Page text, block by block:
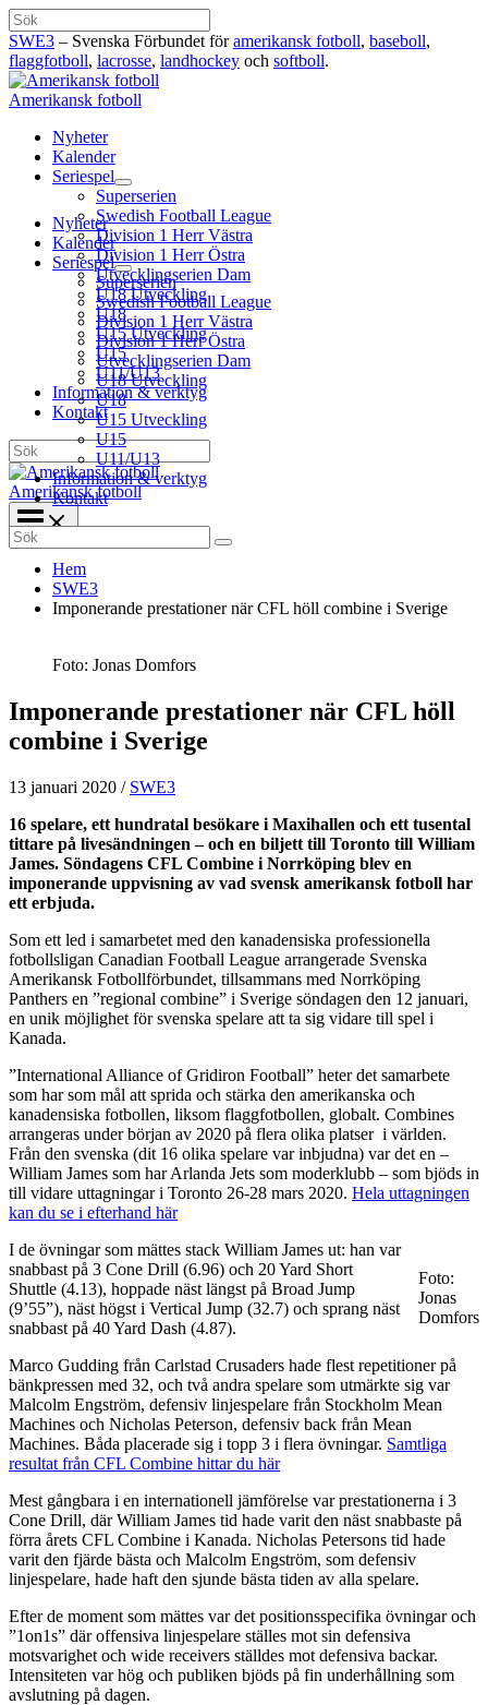
Hoppa
till
innehåll
Sök
SWE3 – Svenska Förbundet föramerikansk fotboll, baseboll,
flaggfotboll, lacrosse, landhockey och softboll.
Amerikansk fotboll
Nyheter
Kalender
Seriespel
Superserien
Swedish Football League
Division 1 Herr Västra
Division 1 Herr Östra
Utvecklingserien Dam
U18 Utveckling
U18
U15 Utveckling
U15
U11/U13
Information & verktyg
Kontakt
Sök
Amerikansk fotboll
Nyheter
Kalender
Seriespel
Superserien
Swedish Football League
Division 1 Herr Västra
Division 1 Herr Östra
Utvecklingserien Dam
U18 Utveckling
U18
U15 Utveckling
U15
U11/U13
Information & verktyg
Kontakt
Search
for:
Hem
SWE3
Imponerande prestationer när CFL höll combine i Sverige
Foto: Jonas Domfors
Imponerande prestationer när CFL höll
combine i Sverige
13 januari 2020 / SWE3
16 spelare, ett hundratal besökare i Maxihallen och ett tusental
tittare på livesändningen – och en biljett till Toronto till William
James. Söndagens CFL Combine i Norrköping blev en
imponerande uppvisning av vad svensk amerikansk fotboll har
ett erbjuda.
Som ett led i samarbetet med den kanadensiska professionella
fotbollsligan Canadian Football League arrangerade Svenska
Amerikansk Fotbollförbundet, tillsammans med Norrköping
Panthers en ”regional combine” i Sverige söndagen den 12 januari,
en unik möjlighet för svenska spelare att ta sig vidare till spel i
Kanada.
”International Alliance of Gridiron Football” heter det samarbete
som har som mål att sprida och stärka den amerikanska och
kanadensiska fotbollen, liksom flaggfotbollen, globalt. Combines
arrangeras under början av 2020 på flera olika platser i världen.
Från den svenska (dit 16 olika spelare var inbjudna) var det en –
William James som har Arlanda Jets som moderklubb – som bjöds in
till vidare uttagningar i Toronto 26-28 mars 2020. Hela uttagningen
kan du se i efterhand här
Foto:
Jonas
Domfors
I de övningar som mättes stack William James ut: han var
snabbast på 3 Cone Drill (6.96) och 20 Yard Short
Shuttle (4.13), hoppade näst längst på Broad Jump
(9’55”), näst högst i Vertical Jump (32.7) och sprang näst
snabbast på 40 Yard Dash (4.87).
Marco Gudding från Carlstad Crusaders hade flest repetitioner på
bänkpressen med 32, och två andra spelare som utmärkte sig var
Malcolm Engström, defensiv linjespelare från Stockholm Mean
Machines och Nicholas Peterson, defensiv back från Mean
Machines. Båda placerade sig i topp 3 i flera övningar. Samtliga
resultat från CFL Combine hittar du här
Mest gångbara i en internationell jämförelse var prestationerna i 3
Cone Drill, där William James tid hade varit den näst snabbaste på
förra årets CFL Combine i Kanada. Nicholas Petersons tid hade
varit den fjärde bästa och Malcolm Engström, som defensiv
linjespelare, hade haft den sjunde bästa tiden av alla spelare.
Efter de moment som mättes var det positionsspecifika övningar och
”1on1s” där offensiva linjespelare ställes mot sin defensiva
motsvarighet och wide receivers ställdes mot defensiva backar.
Intensiteten var hög och publiken bjöds på fin underhållning som
avslutning på dagen.